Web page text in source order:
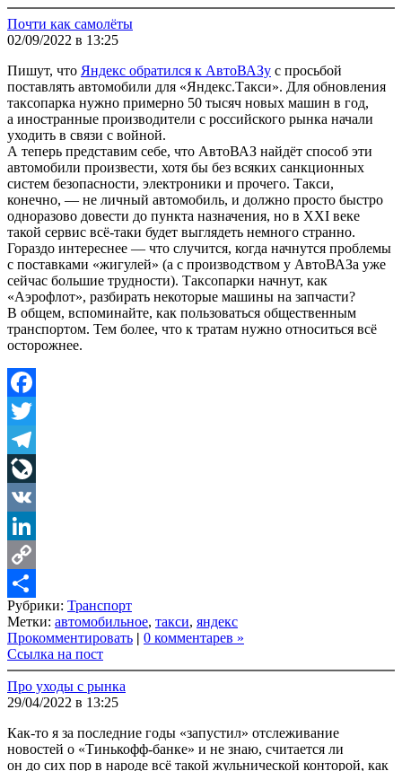
Почти как самолёты
02/09/2022 в 13:25
Пишут, что Яндекс обратился к АвтоВАЗу с просьбой
поставлять автомобили для «Яндекс.Такси». Для обновления
таксопарка нужно примерно 50 тысяч новых машин в год,
а иностранные производители с российского рынка начали
уходить в связи с войной.
А теперь представим себе, что АвтоВАЗ найдёт способ эти
автомобили произвести, хотя бы без всяких санкционных
систем безопасности, электроники и прочего. Такси,
конечно, — не личный автомобиль, и должно просто быстро
одноразово довести до пункта назначения, но в XXI веке
такой сервис всё-таки будет выглядеть немного странно.
Гораздо интереснее — что случится, когда начнутся проблемы
с поставками «жигулей» (а с производством у АвтоВАЗа уже
сейчас большие трудности). Таксопарки начнут, как
«Аэрофлот», разбирать некоторые машины на запчасти?
В общем, вспоминайте, как пользоваться общественным
транспортом. Тем более, что к тратам нужно относиться всё
осторожнее.
Facebook
Twitter
Telegram
LiveJournal
VK
LinkedIn
Copy
Link
Share
Рубрики: Транспорт
Метки: автомобильное, такси, яндекс
Прокомментировать | 0 комментарев »
Ссылка на пост
Про уходы с рынка
29/04/2022 в 13:25
Как-то я за последние годы «запустил» отслеживание
новостей о «Тинькофф-банке» и не знаю, считается ли
он до сих пор в народе всё такой жульнической конторой, как